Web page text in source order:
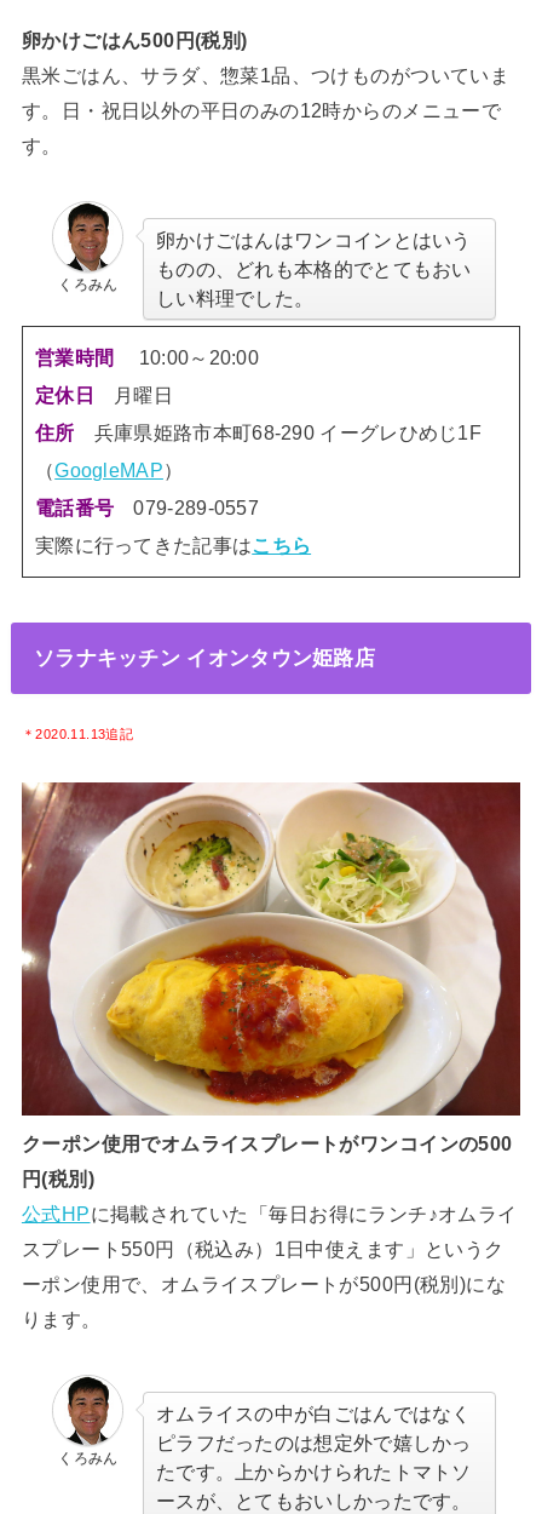
卵かけごはん500円(税別)
黒米ごはん、サラダ、惣菜1品、つけものがついていま
す。日・祝日以外の平日のみの12時からのメニューで
す。
くろみん
卵かけごはんはワンコインとはいう
ものの、どれも本格的でとてもおい
しい料理でした。
営業時間 10:00～20:00
定休日 月曜日
住所 兵庫県姫路市本町68-290 イーグレひめじ1F
（GoogleMAP）
電話番号 079-289-0557
実際に行ってきた記事はこちら
ソラナキッチン イオンタウン姫路店
＊2020.11.13追記
クーポン使用でオムライスプレートがワンコインの500
円(税別)
公式HPに掲載されていた「毎日お得にランチ♪オムライ
スプレート550円（税込み）1日中使えます」というク
ーポン使用で、オムライスプレートが500円(税別)にな
ります。
くろみん
オムライスの中が白ごはんではなく
ピラフだったのは想定外で嬉しかっ
たです。上からかけられたトマトソ
ースが、とてもおいしかったです。